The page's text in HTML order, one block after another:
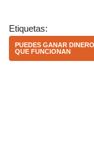
e
b
s
A
Etiquetas:
PUEDES GANAR
QUE FUNCIONAN